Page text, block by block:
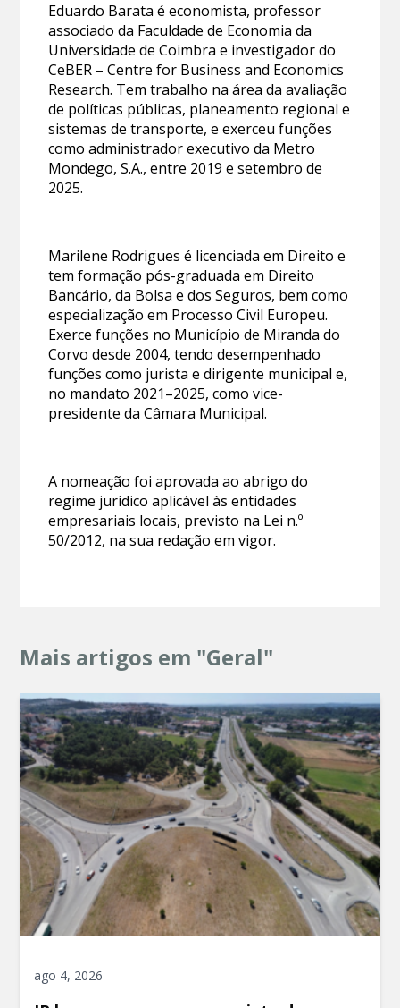
Eduardo Barata é economista, professor
associado da Faculdade de Economia da
Universidade de Coimbra e investigador do
CeBER – Centre for Business and Economics
Research. Tem trabalho na área da avaliação
de políticas públicas, planeamento regional e
sistemas de transporte, e exerceu funções
como administrador executivo da Metro
Mondego, S.A., entre 2019 e setembro de
2025.
Marilene Rodrigues é licenciada em Direito e
tem formação pós-graduada em Direito
Bancário, da Bolsa e dos Seguros, bem como
especialização em Processo Civil Europeu.
Exerce funções no Município de Miranda do
Corvo desde 2004, tendo desempenhado
funções como jurista e dirigente municipal e,
no mandato 2021–2025, como vice-
presidente da Câmara Municipal.
A nomeação foi aprovada ao abrigo do
regime jurídico aplicável às entidades
empresariais locais, previsto na Lei n.º
50/2012, na sua redação em vigor.
Mais artigos em "Geral"
ago 4, 2026